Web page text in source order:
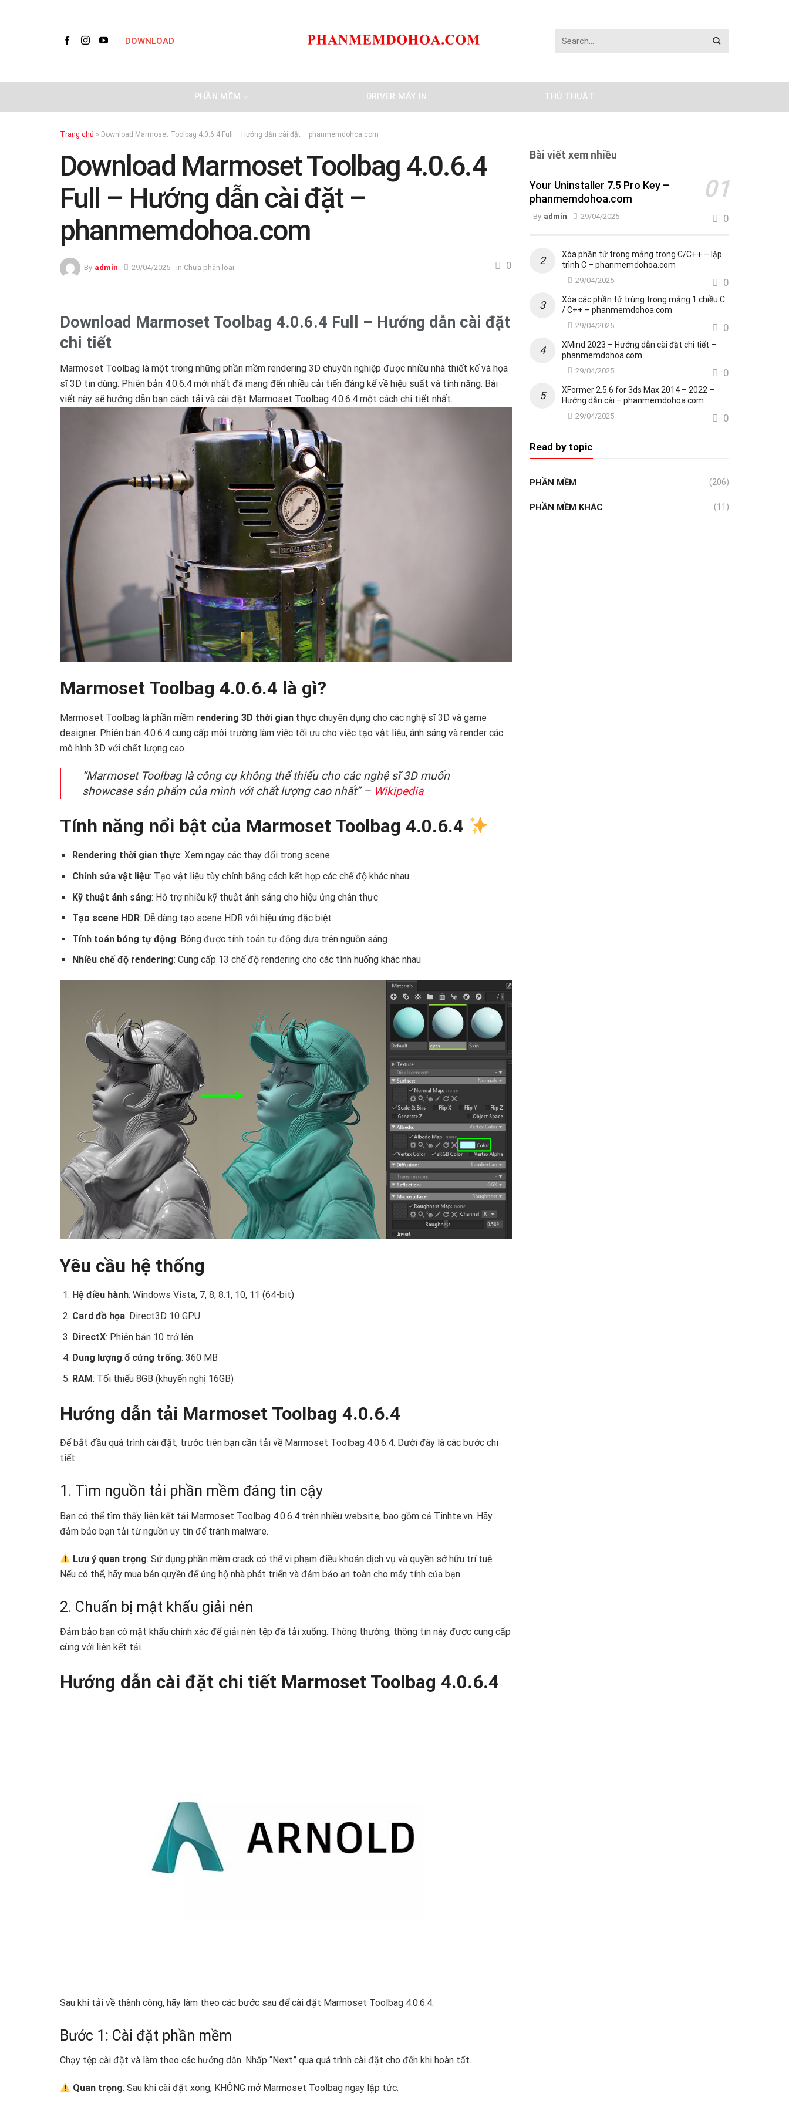
DOWNLOAD
PHẦN MỀM DRIVER MÁY IN THỦ THUẬT
Trang chủ » Download Marmoset Toolbag 4.0.6.4 Full – Hướng dẫn cài đặt – phanmemdohoa.com
Download Marmoset Toolbag 4.0.6.4
Full – Hướng dẫn cài đặt –
phanmemdohoa.com
By admin 29/04/2025 in Chưa phân loại 0
Download Marmoset Toolbag 4.0.6.4 Full – Hướng dẫn cài đặt
chi tiết
Marmoset Toolbag là một trong những phần mềm rendering 3D chuyên nghiệp được nhiều nhà thiết kế và họa
sĩ 3D tin dùng. Phiên bản 4.0.6.4 mới nhất đã mang đến nhiều cải tiến đáng kể về hiệu suất và tính năng. Bài
viết này sẽ hướng dẫn bạn cách tải và cài đặt Marmoset Toolbag 4.0.6.4 một cách chi tiết nhất.
Marmoset Toolbag 4.0.6.4 là gì?
Marmoset Toolbag là phần mềm rendering 3D thời gian thực chuyên dụng cho các nghệ sĩ 3D và game
designer. Phiên bản 4.0.6.4 cung cấp môi trường làm việc tối ưu cho việc tạo vật liệu, ánh sáng và render các
mô hình 3D với chất lượng cao.
“Marmoset Toolbag là công cụ không thể thiếu cho các nghệ sĩ 3D muốn
showcase sản phẩm của mình với chất lượng cao nhất” – Wikipedia
Tính năng nổi bật của Marmoset Toolbag 4.0.6.4
Rendering thời gian thực: Xem ngay các thay đổi trong scene
Chỉnh sửa vật liệu: Tạo vật liệu tùy chỉnh bằng cách kết hợp các chế độ khác nhau
Kỹ thuật ánh sáng: Hỗ trợ nhiều kỹ thuật ánh sáng cho hiệu ứng chân thực
Tạo scene HDR: Dễ dàng tạo scene HDR với hiệu ứng đặc biệt
Tính toán bóng tự động: Bóng được tính toán tự động dựa trên nguồn sáng
Nhiều chế độ rendering: Cung cấp 13 chế độ rendering cho các tình huống khác nhau
Yêu cầu hệ thống
Hệ điều hành: Windows Vista, 7, 8, 8.1, 10, 11 (64-bit)
Card đồ họa: Direct3D 10 GPU
DirectX: Phiên bản 10 trở lên
Dung lượng ổ cứng trống: 360 MB
RAM: Tối thiểu 8GB (khuyến nghị 16GB)
Hướng dẫn tải Marmoset Toolbag 4.0.6.4
Để bắt đầu quá trình cài đặt, trước tiên bạn cần tải về Marmoset Toolbag 4.0.6.4. Dưới đây là các bước chi
tiết:
1. Tìm nguồn tải phần mềm đáng tin cậy
Bạn có thể tìm thấy liên kết tải Marmoset Toolbag 4.0.6.4 trên nhiều website, bao gồm cả Tinhte.vn. Hãy
đảm bảo bạn tải từ nguồn uy tín để tránh malware.
Lưu ý quan trọng: Sử dụng phần mềm crack có thể vi phạm điều khoản dịch vụ và quyền sở hữu trí tuệ.
Nếu có thể, hãy mua bản quyền để ủng hộ nhà phát triển và đảm bảo an toàn cho máy tính của bạn.
2. Chuẩn bị mật khẩu giải nén
Đảm bảo bạn có mật khẩu chính xác để giải nén tệp đã tải xuống. Thông thường, thông tin này được cung cấp
cùng với liên kết tải.
Hướng dẫn cài đặt chi tiết Marmoset Toolbag 4.0.6.4
Sau khi tải về thành công, hãy làm theo các bước sau để cài đặt Marmoset Toolbag 4.0.6.4:
Bước 1: Cài đặt phần mềm
Chạy tệp cài đặt và làm theo các hướng dẫn. Nhấp “Next” qua quá trình cài đặt cho đến khi hoàn tất.
Quan trọng: Sau khi cài đặt xong, KHÔNG mở Marmoset Toolbag ngay lập tức.
Bài viết xem nhiều
Your Uninstaller 7.5 Pro Key –
phanmemdohoa.com
By admin 29/04/2025 0
Xóa phần tử trong mảng trong C/C++ – lập
trình C – phanmemdohoa.com
29/04/2025 0
Xóa các phần tử trùng trong mảng 1 chiều C
/ C++ – phanmemdohoa.com
29/04/2025 0
XMind 2023 – Hướng dẫn cài đặt chi tiết –
phanmemdohoa.com
29/04/2025 0
XFormer 2.5.6 for 3ds Max 2014 – 2022 –
Hướng dẫn cài – phanmemdohoa.com
29/04/2025 0
Read by topic
PHẦN MỀM (206)
PHẦN MỀM KHÁC (11)